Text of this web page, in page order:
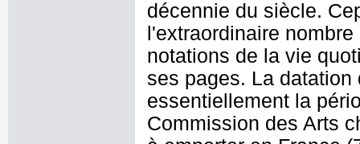
décennie du siècle.
l'extraordinaire
notations de la vie
ses pages. La
essentiellement la
Commission des Arts